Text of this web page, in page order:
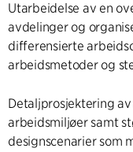
Utarbeidelse av en
avdelinger og
differensierte
arbeidsmetoder og
Detaljprosjektering
arbeidsmiljøer samt
designscenarier som